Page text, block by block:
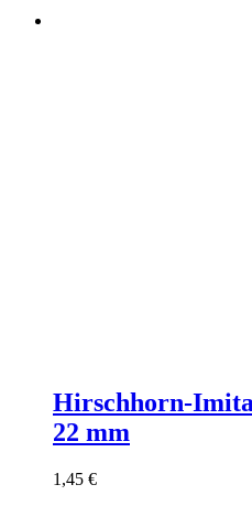
Hirschhorn-
22 mm
1,45 €